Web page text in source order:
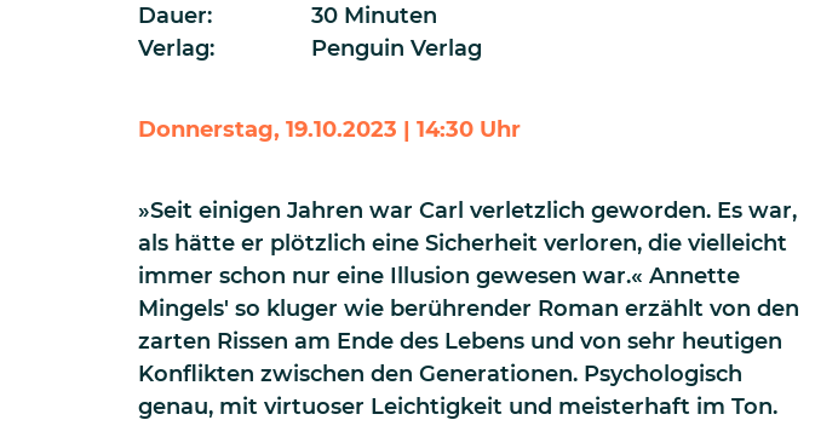
Dauer:
30 Minuten
Verlag:
Penguin Verlag
Donnerstag, 19.10.2023 | 14:30 Uhr
»Seit einigen Jahren war Carl verletzlich geworden. Es war,
als hätte er plötzlich eine Sicherheit verloren, die vielleicht
immer schon nur eine Illusion gewesen war.« Annette
Mingels' so kluger wie berührender Roman erzählt von den
zarten Rissen am Ende des Lebens und von sehr heutigen
Konflikten zwischen den Generationen. Psychologisch
genau, mit virtuoser Leichtigkeit und meisterhaft im Ton.